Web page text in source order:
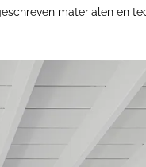
materialen en